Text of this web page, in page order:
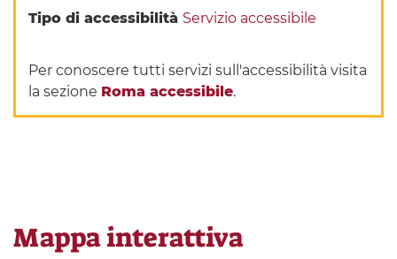
Tipo di accessibilità Servizio accessibile
Per conoscere tutti servizi sull'accessibilità visita
la sezione Roma accessibile.
Mappa interattiva